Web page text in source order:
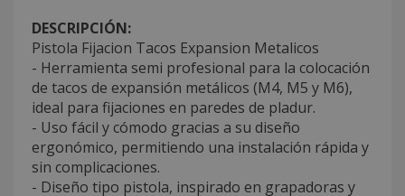
DESCRIPCIÓN:
Pistola Fijacion Tacos Expansion Metalicos
- Herramienta semi profesional para la colocación
de tacos de expansión metálicos (M4, M5 y M6),
ideal para fijaciones en paredes de pladur.
- Uso fácil y cómodo gracias a su diseño
ergonómico, permitiendo una instalación rápida y
sin complicaciones.
- Diseño tipo pistola, inspirado en grapadoras y